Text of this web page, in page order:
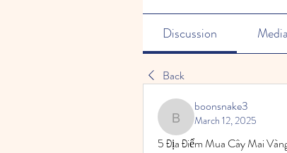
Discussion Media
Back
boonsnake3
boonsnake3
March 12, 2025
5 Địa Điểm Mua Cây Mai